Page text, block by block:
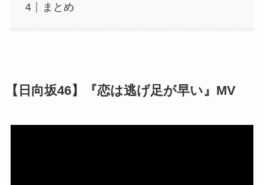
まとめ
【日向坂46】『恋は逃げ足が早い』MV